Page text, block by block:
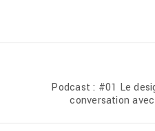
Podcast : #01 Le
conversation